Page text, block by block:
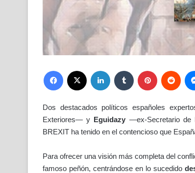
Facebook LinkedIn Tumblr Pinterest
Dos destacados políticos españoles
Exteriores— y Eguidazy —ex-Secretario de
BREXIT ha tenido en el contencioso que
Para ofrecer una visión más completa del
famoso peñón, centrándose en lo sucedido